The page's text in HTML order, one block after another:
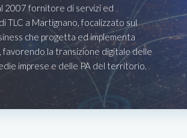
2007 fornitore di servizi ed
TLC a Martignano, focalizzato sul
che progetta ed implementa
favorendo la transizione digitale delle
imprese e delle PA del territorio.